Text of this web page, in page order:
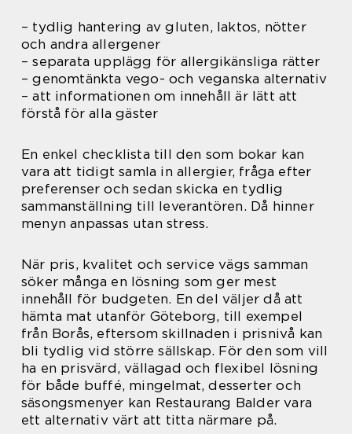
– tydlig hantering av gluten, laktos, nötter
och andra allergener
– separata upplägg för allergikänsliga rätter
– genomtänkta vego- och veganska alternativ
– att informationen om innehåll är lätt att
förstå för alla gäster
En enkel checklista till den som bokar kan
vara att tidigt samla in allergier, fråga efter
preferenser och sedan skicka en tydlig
sammanställning till leverantören. Då hinner
menyn anpassas utan stress.
När pris, kvalitet och service vägs samman
söker många en lösning som ger mest
innehåll för budgeten. En del väljer då att
hämta mat utanför Göteborg, till exempel
från Borås, eftersom skillnaden i prisnivå kan
bli tydlig vid större sällskap. För den som vill
ha en prisvärd, vällagad och flexibel lösning
för både buffé, mingelmat, desserter och
säsongsmenyer kan Restaurang Balder vara
ett alternativ värt att titta närmare på.